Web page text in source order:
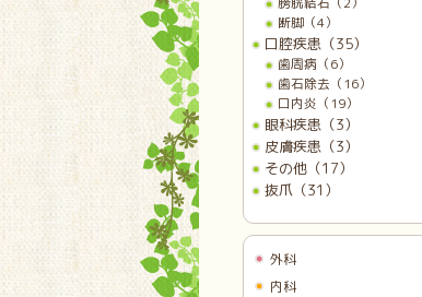
断脚（4）
口腔疾患（35）
歯周病（6）
歯石除去（16）
口内炎（19）
眼科疾患（3）
皮膚疾患（3）
その他（17）
抜爪（31）
外科
内科